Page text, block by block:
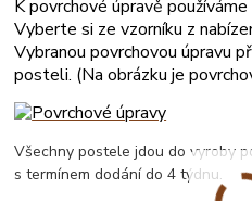
K povrchové úpravě
Vyberte si ze vzorníku z
Vybranou povrchovou úpravu
posteli. (Na obrázku je
Všechny postele jdou do vyroby
s termínem dodání do 4 týdnu.